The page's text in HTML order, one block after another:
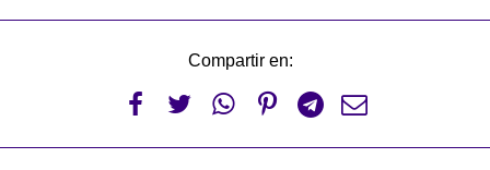
Compartir en:
     